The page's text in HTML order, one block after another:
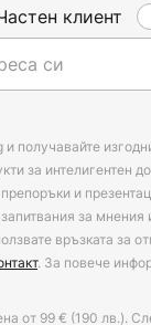
клиент
получавайте
за интелигентен
и
за
връзката за
. За повече
от 99 € (190 лв.).